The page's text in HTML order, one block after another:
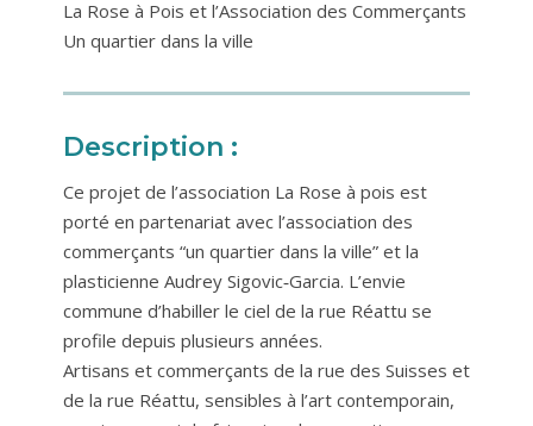
La Rose à Pois et l’Association des Commerçants
Un quartier dans la ville
Description :
Ce projet de l’association La Rose à pois est
porté en partenariat avec l’association des
commerçants “un quartier dans la ville” et la
plasticienne Audrey Sigovic‐Garcia. L’envie
commune d’habiller le ciel de la rue Réattu se
profile depuis plusieurs années.
Artisans et commerçants de la rue des Suisses et
de la rue Réattu, sensibles à l’art contemporain,